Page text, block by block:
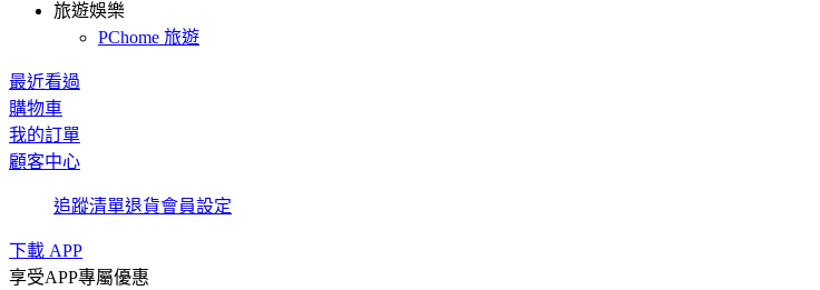
旅遊娛樂
PChome 旅遊
最近看過
購物車
我的訂單
顧客中心
追蹤清單退貨會員設定
下載 APP
享受APP專屬優惠